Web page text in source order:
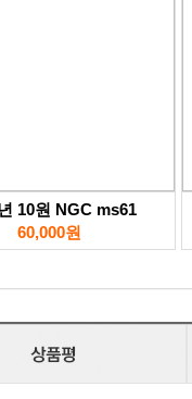
10원 NGC ms61
60,000원